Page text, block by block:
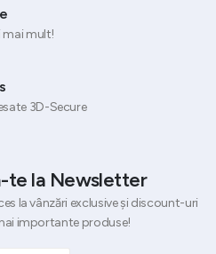
mai mult!
3D-Secure
te la Newsletter
la vânzări exclusive și discount-uri
importante produse!